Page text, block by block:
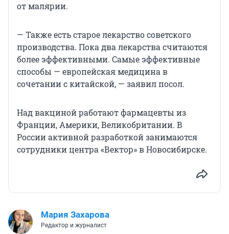
от малярии.
— Также есть старое лекарство советского
производства. Пока два лекарства считаются
более эффективными. Самые эффективные
способы — европейская медицина в
сочетании с китайской, — заявил посол.
Над вакциной работают фармацевты из
Франции, Америки, Великобритании. В
России активной разработкой занимаются
сотрудники центра «Вектор» в Новосибирске.
Мария Захарова
Редактор и журналист